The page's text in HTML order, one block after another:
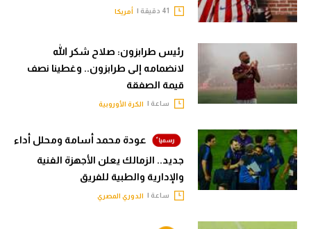
أمريكا
رئيس طرابزون: صلاح شكر الله
لانضمامه إلى طرابزون.. وغطينا نصف
قيمة الصفقة
ساعة | الكرة الأوروبية
عودة محمد أسامة ومحلل أداء
جديد.. الزمالك يعلن الأجهزة الفنية
والإدارية والطبية للفريق
ساعة | الدوري المصري